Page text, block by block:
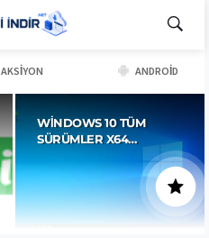
AKSIYON ANDROID
WINDOWS 10 TÜM
SÜRÜMLER X64…